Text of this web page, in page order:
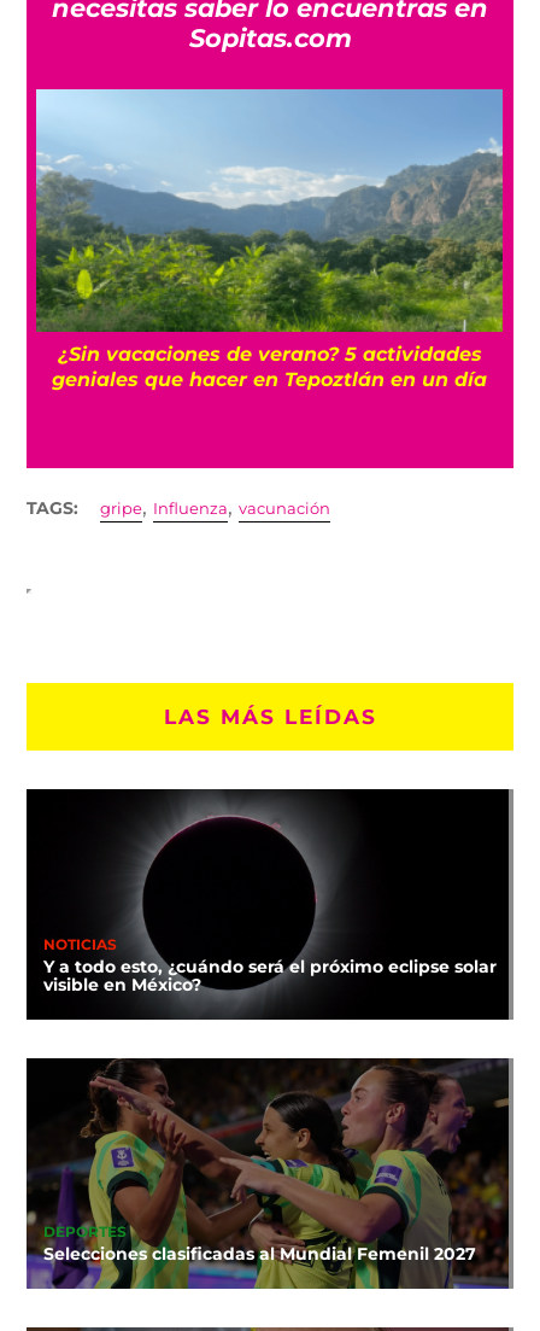
necesitas saber lo encuentras en
Sopitas.com
¿Sin vacaciones de verano? 5 actividades
geniales que hacer en Tepoztlán en un día
TAGS: gripe, Influenza,vacunación
LAS MÁS LEÍDAS
NOTICIAS
Y a todo esto, ¿cuándo será el próximo eclipse solar
visible en México?
DEPORTES
Selecciones clasificadas al Mundial Femenil 2027